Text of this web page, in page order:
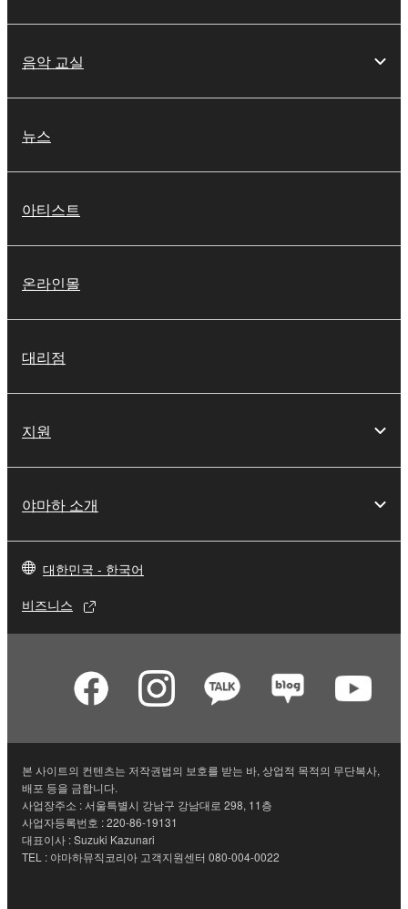
음악 교실
뉴스
아티스트
온라인몰
대리점
지원
야마하 소개
대한민국 - 한국어
비즈니스
본 사이트의 컨텐츠는 저작권법의 보호를 받는 바, 상업적 목적의 무단복사,
배포 등을 금합니다.
사업장주소 : 서울특별시 강남구 강남대로 298, 11층
사업자등록번호 : 220-86-19131
대표이사 : Suzuki Kazunari
TEL : 야마하뮤직코리아 고객지원센터 080-004-0022